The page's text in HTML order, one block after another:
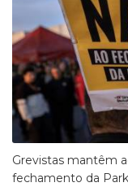
Grevistas mantêm
fechamento da